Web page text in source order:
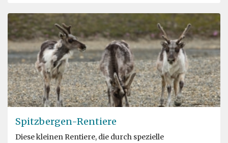
Spitzbergen-Rentiere
Diese kleinen Rentiere, die durch spezielle